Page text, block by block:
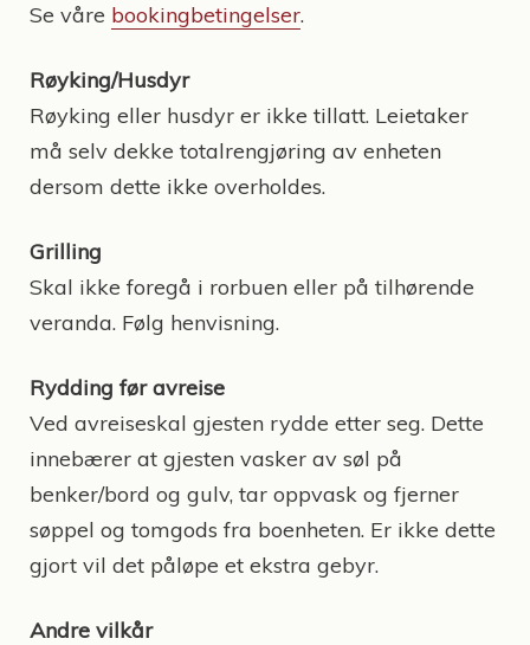
Se våre bookingbetingelser.
Røyking/Husdyr
Røyking eller husdyr er ikke tillatt. Leietaker
må selv dekke totalrengjøring av enheten
dersom dette ikke overholdes.
Grilling
Skal ikke foregå i rorbuen eller på tilhørende
veranda. Følg henvisning.
Rydding før avreise
Ved avreiseskal gjesten rydde etter seg. Dette
innebærer at gjesten vasker av søl på
benker/bord og gulv, tar oppvask og fjerner
søppel og tomgods fra boenheten. Er ikke dette
gjort vil det påløpe et ekstra gebyr.
Andre vilkår